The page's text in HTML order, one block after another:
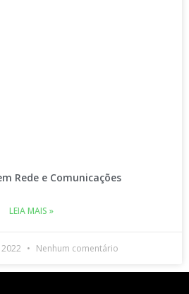
Rede e Comunicações
LEIA MAIS »
Nenhum comentário